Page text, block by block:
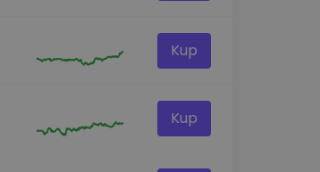
Kup
Kup